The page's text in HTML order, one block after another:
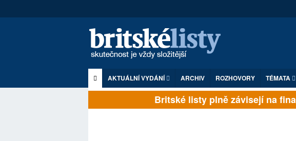
AKTUÁLNÍ VYDÁNÍ ARCHIV ROZHOVORY TÉMATA
Britské listy plně závisejí na